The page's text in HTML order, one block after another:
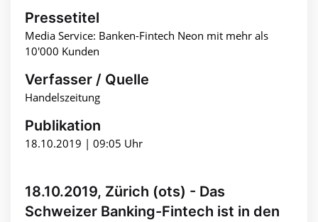
Pressetitel
Media Service: Banken-Fintech Neon mit mehr als
10'000 Kunden
Verfasser / Quelle
Handelszeitung
Publikation
18.10.2019 | 09:05 Uhr
18.10.2019, Zürich (ots) - Das
Schweizer Banking-Fintech ist in den